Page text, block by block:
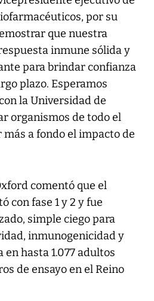
por su
que nuestra
inmune sólida y
para brindar confianza
plazo. Esperamos
la Universidad de
organismos de todo el
a fondo el impacto de
comentó que el
con fase 1 y 2 y fue
simple ciego para
inmunogenicidad y
en hasta 1.077 adultos
de ensayo en el Reino